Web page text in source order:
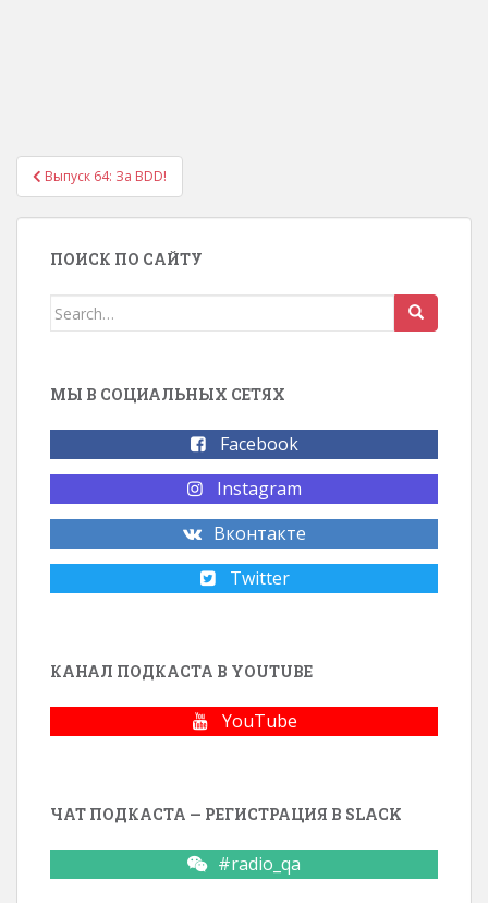
Навигация по записям
Выпуск 64: За BDD!
ПОИСК ПО САЙТУ
Search for:
МЫ В СОЦИАЛЬНЫХ СЕТЯХ
Facebook
Instagram
Вконтакте
Twitter
КАНАЛ ПОДКАСТА В YOUTUBE
YouTube
ЧАТ ПОДКАСТА — РЕГИСТРАЦИЯ В SLACK
#radio_qa